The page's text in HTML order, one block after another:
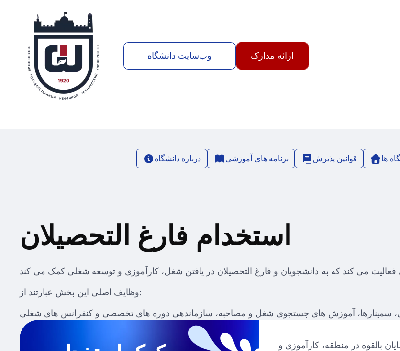
وب‌سایت دانشگاه ارائه مدارک
درباره دانشگاه برنامه های آموزشی قوانین پذیرش ها
استخدام فارغ التحصیلان
وظایف اصلی این بخش عبارتند از:
بالقوه در منطقه، کارآموزی و